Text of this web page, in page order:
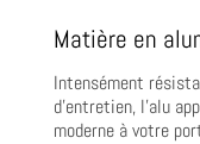
Matière en
Intensément
d’entretien, l’alu
moderne à votre